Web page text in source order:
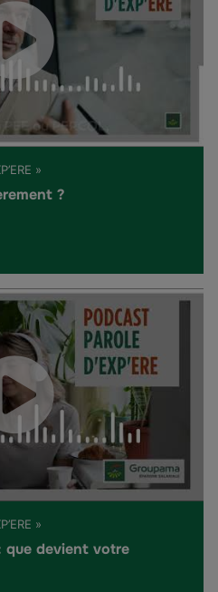
»
?
»
que devient votre